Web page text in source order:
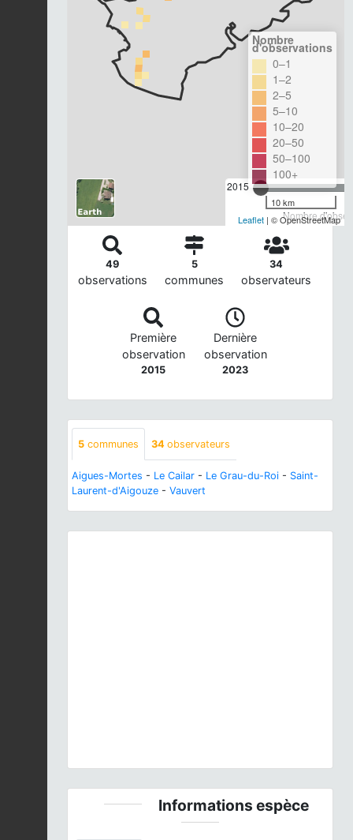
2015
Nombre
Nombre
d'observations
0–1
1–2
2–5
5–10
10–20
20–50
50–100
100+
10 km
Leaflet | © OpenStreetMap
49
observations
5
communes
34
observateurs
Première
observation
2015
Dernière
observation
2023
5 communes 34 observateurs
Aigues-Mortes - Le Cailar - Le Grau-du-Roi - Saint-
Laurent-d'Aigouze - Vauvert
Informations espèce